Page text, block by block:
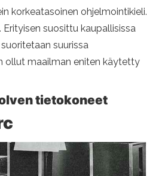
korkeatasoinen ohjelmointikieli.
Erityisen suosittu kaupallisissa
suurissa
ollut maailman eniten käytetty
tietokoneet